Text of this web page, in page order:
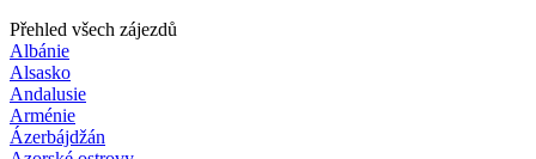
Přehled všech zájezdů
Albánie
Alsasko
Andalusie
Arménie
Ázerbájdžán